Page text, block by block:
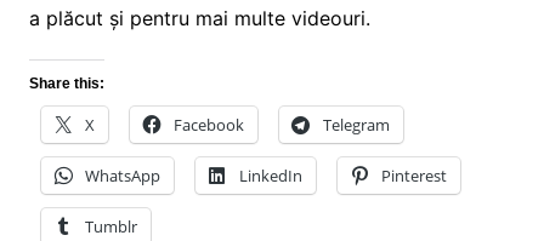
a plăcut și pentru mai multe videouri.
Share this:
X Facebook Telegram
WhatsApp LinkedIn Pinterest
Tumblr